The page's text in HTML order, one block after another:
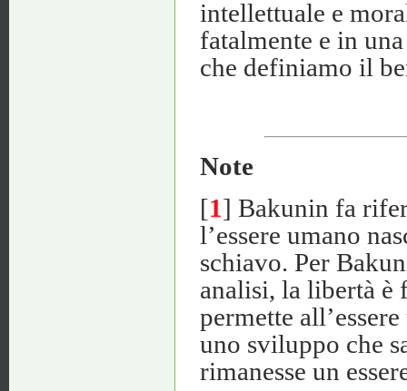
intellettuale e
fatalmente e in
che definiamo il
Note
[1] Bakunin fa
l’essere umano
schiavo. Per
analisi, la libertà è
permette
uno sviluppo che
rimanesse un